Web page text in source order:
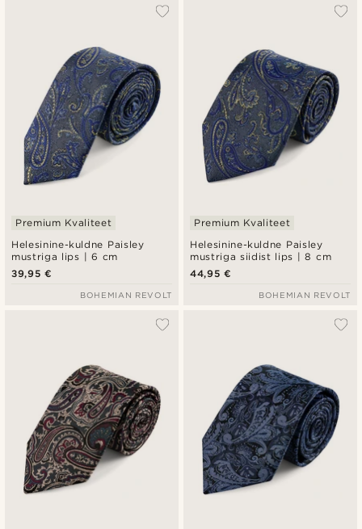
Helesinine-kuldne Paisley
mustriga lips | 6 cm
Premium Kvaliteet
39,95 €
BOHEMIAN REVOLT
Helesinine-kuldne Paisley
mustriga siidist lips | 8 cm
Premium Kvaliteet
44,95 €
BOHEMIAN REVOLT